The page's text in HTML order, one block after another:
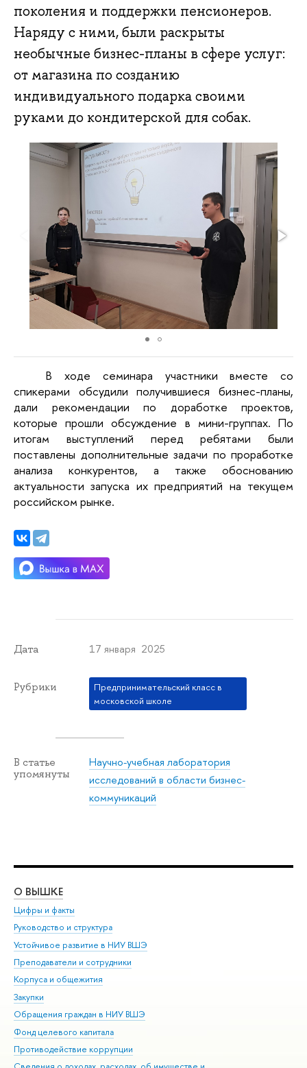
поколения и поддержки пенсионеров.
Наряду с ними, были раскрыты
необычные бизнес-планы в сфере услуг:
от магазина по созданию
индивидуального подарка своими
руками до кондитерской для собак.
В ходе семинара участники вместе со
спикерами обсудили получившиеся бизнес-планы,
дали рекомендации по доработке проектов,
которые прошли обсуждение в мини-группах. По
итогам выступлений перед ребятами были
поставлены дополнительные задачи по проработке
анализа конкурентов, а также обоснованию
актуальности запуска их предприятий на текущем
российском рынке.
Дата 17 января 2025
Рубрики
Предпринимательский класс в
московской школе
В статье
упомянуты
Научно-учебная лаборатория
исследований в области бизнес-
коммуникаций
О ВЫШКЕ
Цифры и факты
Руководство и структура
Устойчивое развитие в НИУ ВШЭ
Преподаватели и сотрудники
Корпуса и общежития
Закупки
Обращения граждан в НИУ ВШЭ
Фонд целевого капитала
Противодействие коррупции